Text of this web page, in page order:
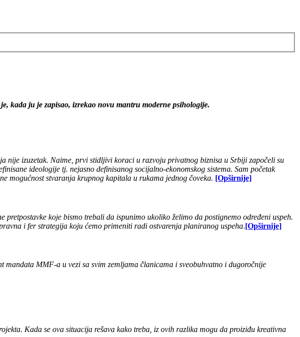
kada ju je zapisao, izrekao novu mantru moderne psihologije.
nije izuzetak. Naime, prvi stidljivi koraci u razvoju privatnog biznisa u Srbiji započeli su
ideologije tj. nejasno definisanog socijalno-ekonomskog sistema. Sam početak
mogućnost stvaranja krupnog kapitala u rukama jednog čoveka. [Opširnije]
koje bismo trebali da ispunimo ukoliko želimo da postignemo određeni uspeh.
i fer strategija koju ćemo primeniti radi ostvarenja planiranog uspeha.[Opširnije]
MMF-a u vezi sa svim zemljama članicama i sveobuhvatno i dugoročnije
Kada se ova situacija rešava kako treba, iz ovih razlika mogu da proiziđu kreativna